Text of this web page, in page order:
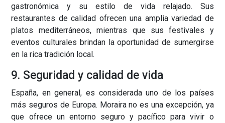
gastronómica y su estilo de vida relajado. Sus
restaurantes de calidad ofrecen una amplia variedad de
platos mediterráneos, mientras que sus festivales y
eventos culturales brindan la oportunidad de sumergirse
en la rica tradición local.
9. Seguridad y calidad de vida
España, en general, es considerada uno de los países
más seguros de Europa. Moraira no es una excepción, ya
que ofrece un entorno seguro y pacífico para vivir o